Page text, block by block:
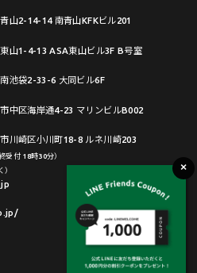
山2-14-14 南青山KFKビル201
山1-4-13 ASA東山ビル3F B号室
池袋2-33-6 大同ビル6F
中区海岸通4-23 マリンビルB002
川崎区小川町18-8 ルネ川崎203
受付 18時30分）
）